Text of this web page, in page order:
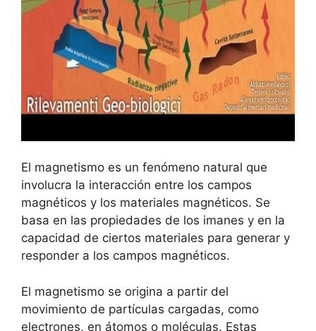
El magnetismo es un fenómeno natural que
involucra la interacción entre los campos
magnéticos y los materiales magnéticos. Se
basa en las propiedades de los imanes y en la
capacidad de ciertos materiales para generar y
responder a los campos magnéticos.
El magnetismo se origina a partir del
movimiento de partículas cargadas, como
electrones, en átomos o moléculas. Estas